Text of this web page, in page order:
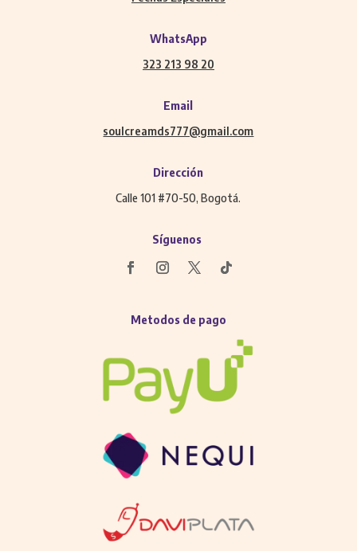
WhatsApp
323 213 98 20
Email
soulcreamds777@gmail.com
Dirección
Calle 101 #70-50, Bogotá.
Síguenos
Metodos de pago